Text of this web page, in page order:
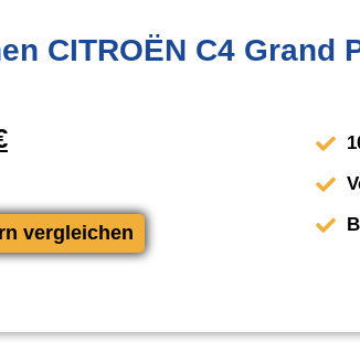
CITROËN C4 Grand
vergleichen